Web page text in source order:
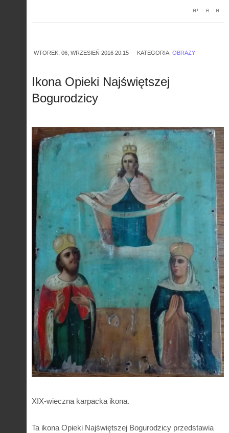
WTOREK, 06, WRZESIEŃ 2016 20:15 KATEGORIA: OBRAZY
Ikona Opieki Najświętszej
Bogurodzicy
XIX-wieczna karpacka ikona.
Ta ikona Opieki Najświętszej Bogurodzicy przedstawia